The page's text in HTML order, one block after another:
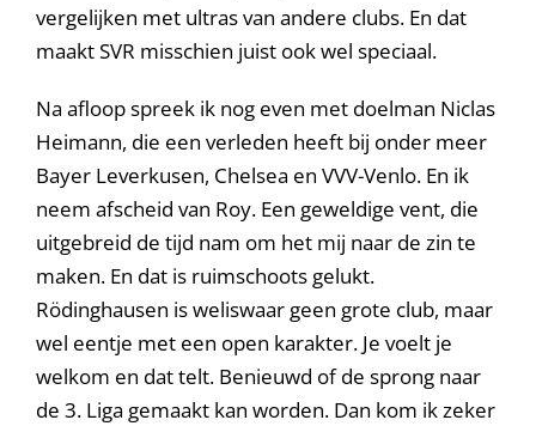
vergelijken met ultras van andere clubs. En dat
maakt SVR misschien juist ook wel speciaal.
Na afloop spreek ik nog even met doelman Niclas
Heimann, die een verleden heeft bij onder meer
Bayer Leverkusen, Chelsea en VVV-Venlo. En ik
neem afscheid van Roy. Een geweldige vent, die
uitgebreid de tijd nam om het mij naar de zin te
maken. En dat is ruimschoots gelukt.
Rödinghausen is weliswaar geen grote club, maar
wel eentje met een open karakter. Je voelt je
welkom en dat telt. Benieuwd of de sprong naar
de 3. Liga gemaakt kan worden. Dan kom ik zeker